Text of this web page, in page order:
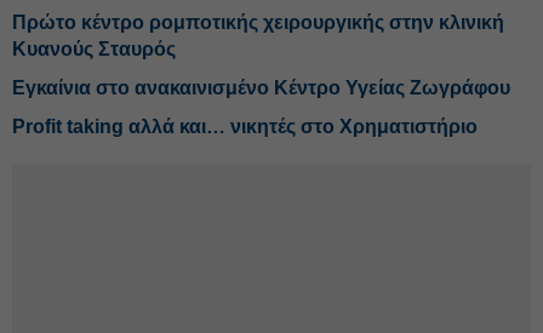
Πρώτο κέντρο ρομποτικής χειρουργικής στην κλινική
Κυανούς Σταυρός
Εγκαίνια στο ανακαινισμένο Κέντρο Υγείας Ζωγράφου
Profit taking αλλά και… νικητές στο Χρηματιστήριο